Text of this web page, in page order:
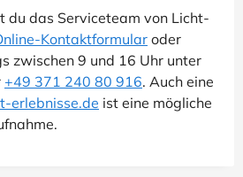
du das Serviceteam von Licht-
Kontaktformular oder
zwischen 9 und 16 Uhr unter
+49 371 240 80 916. Auch eine
erlebnisse.de ist eine mögliche